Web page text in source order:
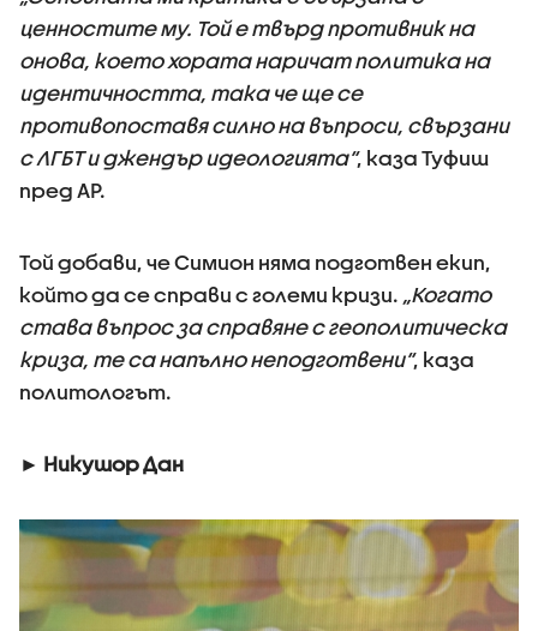
ценностите му. Той е твърд противник на
онова, което хората наричат политика на
идентичността, така че ще се
противопоставя силно на въпроси, свързани
с ЛГБТ и джендър идеологията“, каза Туфиш
пред AP.
Той добави, че Симион няма подготвен екип,
който да се справи с големи кризи. „Когато
става въпрос за справяне с геополитическа
криза, те са напълно неподготвени“, каза
политологът.
► Никушор Дан